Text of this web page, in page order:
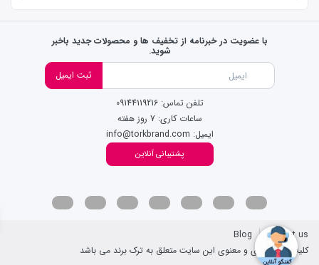
با عضویت در خبرنامه از تخفیف ها و محصولات جدید باخبر
شوید.
ثبت ایمیل
پشتیبانی آنلاین
تلفن تماس: 09144119216
ساعات کاری: 7 روز هفته
ایمیل: info@torkbrand.com
Contact us
Blog
کلیه حقوق مادی و معنوی این سایت متعلق به ترک برند می باشد